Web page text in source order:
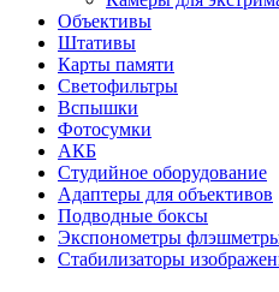
Объективы
Штативы
Карты памяти
Светофильтры
Вспышки
Фотосумки
АКБ
Студийное оборудование
Адаптеры для объективов
Подводные боксы
Экспонометры
Стабилизаторы